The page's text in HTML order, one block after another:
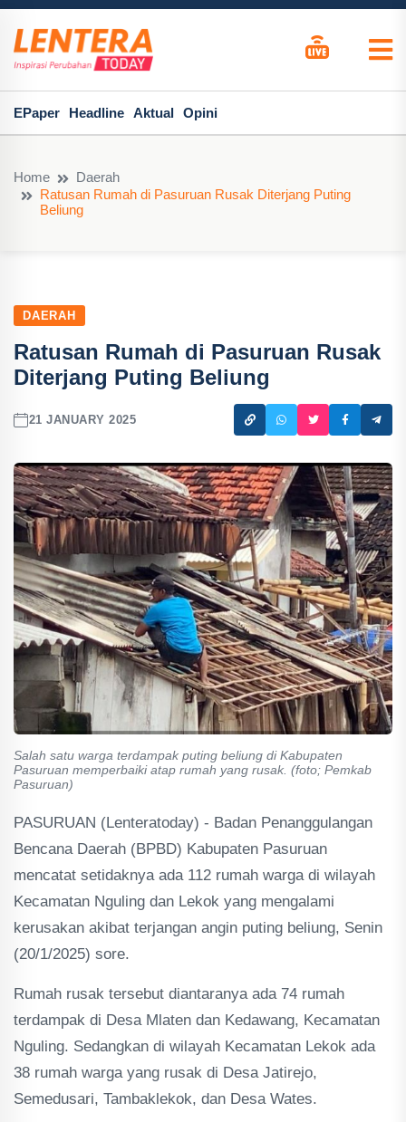
EPaper Headline Aktual Opini
Home
Daerah
Ratusan Rumah di Pasuruan Rusak Diterjang Puting
Beliung
DAERAH
Ratusan Rumah di Pasuruan Rusak
Diterjang Puting Beliung
21 JANUARY 2025
Salah satu warga terdampak puting beliung di Kabupaten
Pasuruan memperbaiki atap rumah yang rusak. (foto; Pemkab
Pasuruan)
PASURUAN (Lenteratoday) - Badan Penanggulangan
Bencana Daerah (BPBD) Kabupaten Pasuruan
mencatat setidaknya ada 112 rumah warga di wilayah
Kecamatan Nguling dan Lekok yang mengalami
kerusakan akibat terjangan angin puting beliung, Senin
(20/1/2025) sore.
Rumah rusak tersebut diantaranya ada 74 rumah
terdampak di Desa Mlaten dan Kedawang, Kecamatan
Nguling. Sedangkan di wilayah Kecamatan Lekok ada
38 rumah warga yang rusak di Desa Jatirejo,
Semedusari, Tambaklekok, dan Desa Wates.